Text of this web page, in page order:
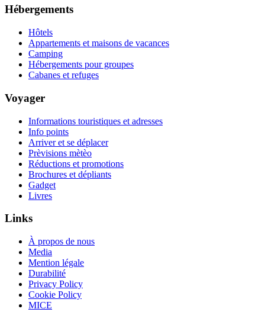
Hébergements
Hôtels
Appartements et maisons de vacances
Camping
Hébergements pour groupes
Cabanes et refuges
Voyager
Informations touristiques et adresses
Info points
Arriver et se déplacer
Prèvisions mètèo
Réductions et promotions
Brochures et dépliants
Gadget
Livres
Links
À propos de nous
Media
Mention légale
Durabilité
Privacy Policy
Cookie Policy
MICE